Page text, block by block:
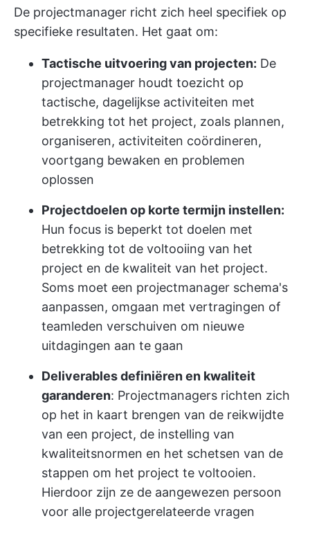
De projectmanager richt zich heel specifiek op
specifieke resultaten. Het gaat om:
Tactische uitvoering van projecten: De
projectmanager houdt toezicht op
tactische, dagelijkse activiteiten met
betrekking tot het project, zoals plannen,
organiseren, activiteiten coördineren,
voortgang bewaken en problemen
oplossen
Projectdoelen op korte termijn instellen:
Hun focus is beperkt tot doelen met
betrekking tot de voltooiing van het
project en de kwaliteit van het project.
Soms moet een projectmanager schema's
aanpassen, omgaan met vertragingen of
teamleden verschuiven om nieuwe
uitdagingen aan te gaan
Deliverables definiëren en kwaliteit
garanderen: Projectmanagers richten zich
op het in kaart brengen van de reikwijdte
van een project, de instelling van
kwaliteitsnormen en het schetsen van de
stappen om het project te voltooien.
Hierdoor zijn ze de aangewezen persoon
voor alle projectgerelateerde vragen